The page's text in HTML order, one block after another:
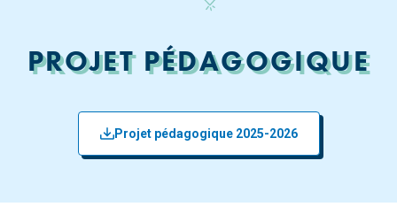
PROJET PÉDAGOGIQUE
Projet pédagogique 2025-2026